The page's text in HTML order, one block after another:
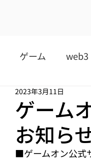
ゲーム web3
ゲーム
お知ら
2023年3月11日
■ゲームオン公式